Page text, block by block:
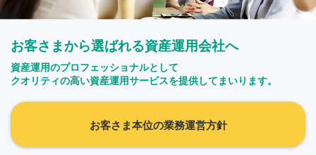
お客さまから選ばれる資産運用会社へ
資産運用のプロフェッショナルとして
クオリティの高い資産運用サービスを提供してまいります。
お客さま本位の業務運営方針